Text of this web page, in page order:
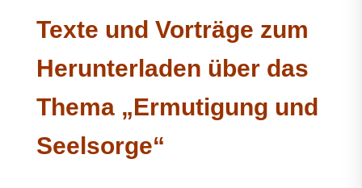
Texte und Vorträge zum
Herunterladen über das
Thema „Ermutigung und
Seelsorge“